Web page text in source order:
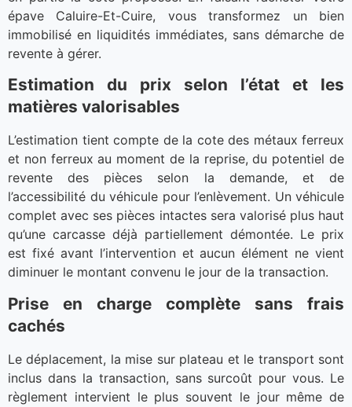
épave Caluire-Et-Cuire, vous transformez un bien
immobilisé en liquidités immédiates, sans démarche de
revente à gérer.
Estimation du prix selon l’état et les
matières valorisables
L’estimation tient compte de la cote des métaux ferreux
et non ferreux au moment de la reprise, du potentiel de
revente des pièces selon la demande, et de
l’accessibilité du véhicule pour l’enlèvement. Un véhicule
complet avec ses pièces intactes sera valorisé plus haut
qu’une carcasse déjà partiellement démontée. Le prix
est fixé avant l’intervention et aucun élément ne vient
diminuer le montant convenu le jour de la transaction.
Prise en charge complète sans frais
cachés
Le déplacement, la mise sur plateau et le transport sont
inclus dans la transaction, sans surcoût pour vous. Le
règlement intervient le plus souvent le jour même de